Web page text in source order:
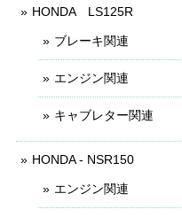
HONDA LS125R
ブレーキ関連
エンジン関連
キャブレター関連
HONDA - NSR150
エンジン関連